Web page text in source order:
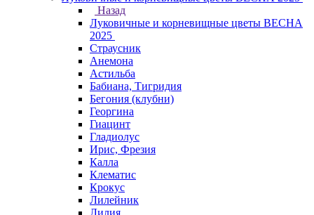
Назад
Луковичные и корневищные цветы ВЕСНА
2025
Страусник
Анемона
Астильба
Бабиана, Тигридия
Бегония (клубни)
Георгина
Гиацинт
Гладиолус
Ирис, Фрезия
Калла
Клематис
Крокус
Лилейник
Лилия